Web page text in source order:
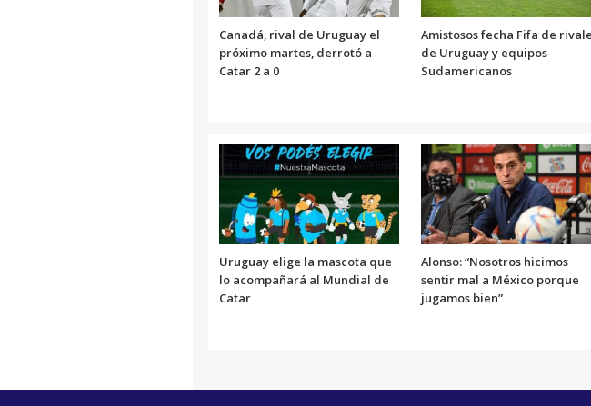
Canadá, rival de Uruguay el
próximo martes, derrotó a
Catar 2 a 0
Amistosos fecha Fifa de
de Uruguay y equipos
Sudamericanos
Uruguay elige la mascota que
lo acompañará al Mundial de
Catar
Alonso: “Nosotros hicimos
sentir mal a México porque
jugamos bien”